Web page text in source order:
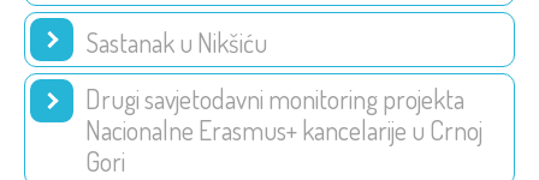
Sastanak u Nikšiću
Drugi savjetodavni monitoring projekta
Nacionalne Erasmus+ kancelarije u Crnoj
Gori